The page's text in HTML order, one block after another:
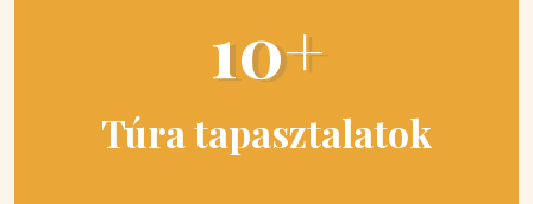
10+
Túra tapasztalatok